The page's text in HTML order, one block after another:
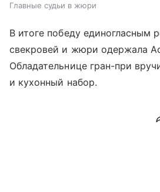
Главные судьи в жюри
В итоге победу единогласным
свекровей и жюри одержала
Обладательнице гран-при
и кухонный набор.